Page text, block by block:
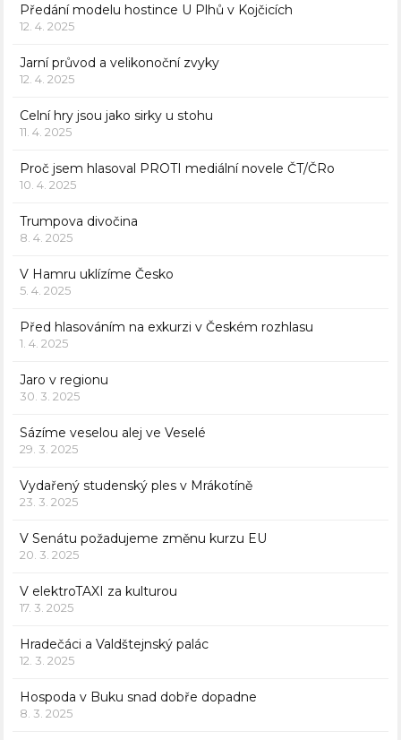
Předání modelu hostince U Plhů v Kojčicích
12. 4. 2025
Jarní průvod a velikonoční zvyky
12. 4. 2025
Celní hry jsou jako sirky u stohu
11. 4. 2025
Proč jsem hlasoval PROTI mediální novele ČT/ČRo
10. 4. 2025
Trumpova divočina
8. 4. 2025
V Hamru uklízíme Česko
5. 4. 2025
Před hlasováním na exkurzi v Českém rozhlasu
1. 4. 2025
Jaro v regionu
30. 3. 2025
Sázíme veselou alej ve Veselé
29. 3. 2025
Vydařený studenský ples v Mrákotíně
23. 3. 2025
V Senátu požadujeme změnu kurzu EU
20. 3. 2025
V elektroTAXI za kulturou
17. 3. 2025
Hradečáci a Valdštejnský palác
12. 3. 2025
Hospoda v Buku snad dobře dopadne
8. 3. 2025